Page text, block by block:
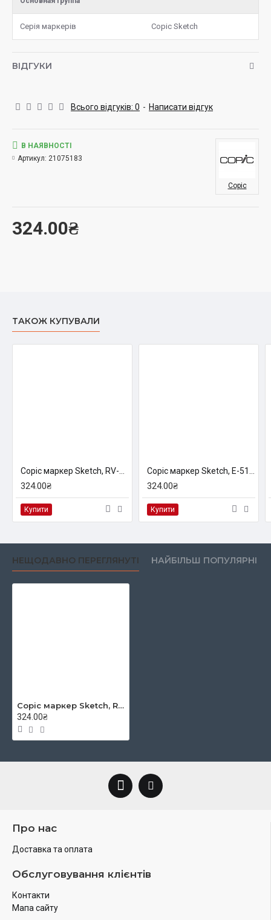
Серія маркерів Copic Sketch
ВІДГУКИ
Всього відгуків: 0 - Написати відгук
324.00₴
В НАЯВНОСТІ
Артикул: 21075183
Copic
ТАКОЖ КУПУВАЛИ
324.00₴
Купити
324.00₴
Купити
НЕЩОДАВНО ПЕРЕГЛЯНУТІ НАЙБІЛЬШ ПОПУЛЯРНІ
Copic маркер Sketch, R-00 Pinkish white (Рожево-білий)
324.00₴
Про нас
Доставка та оплата
Обслуговування клієнтів
Контакти
Мапа сайту